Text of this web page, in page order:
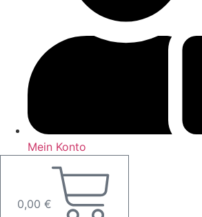
Mein Konto
0,00 €